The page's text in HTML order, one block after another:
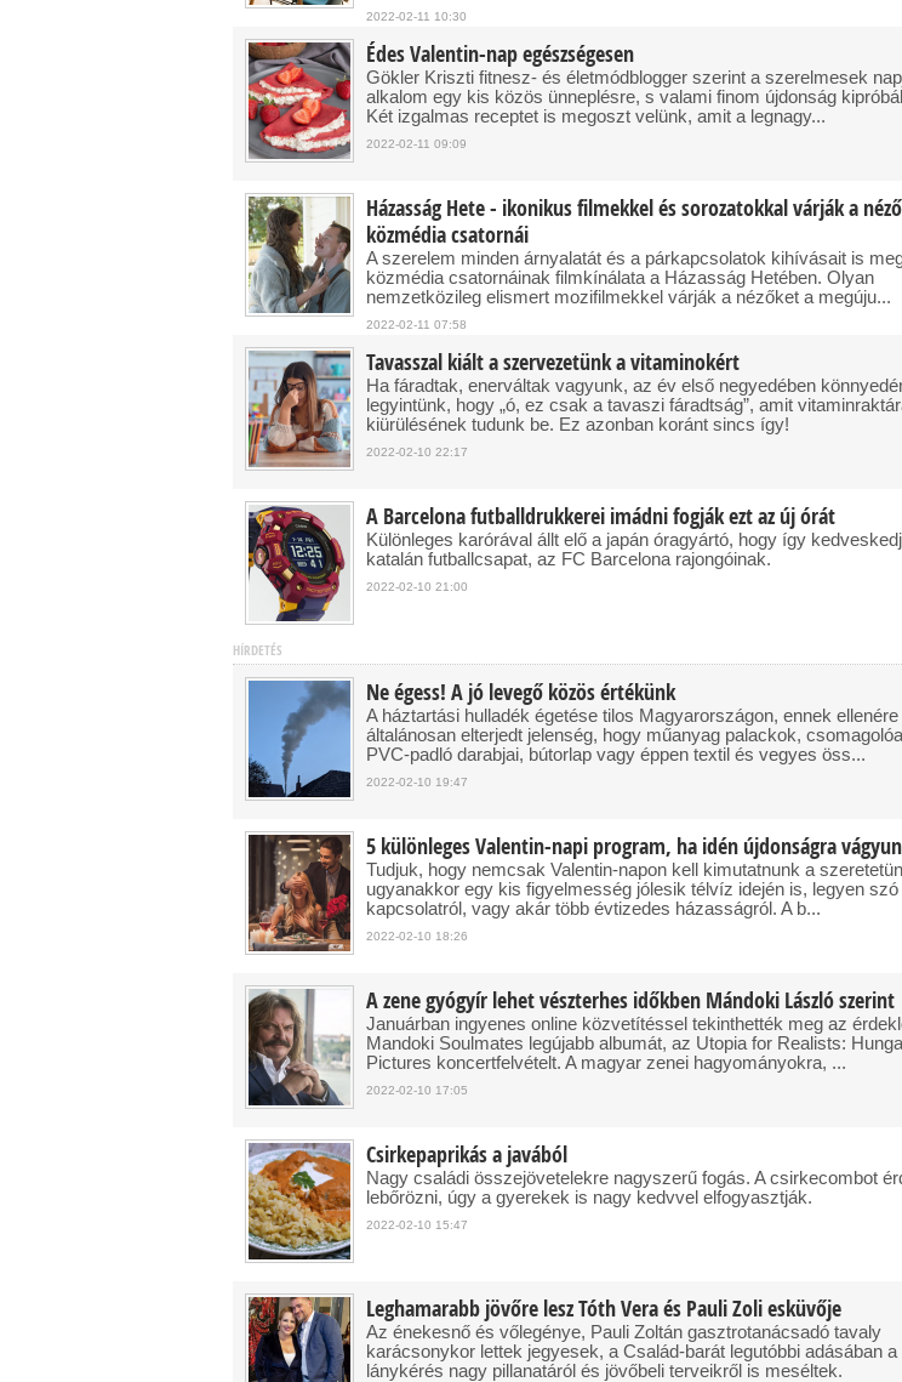
2022-02-11 10:30
Édes Valentin-nap egészségesen
Gökler Kriszti fitnesz- és életmódblogger szerint a szerelmesek
alkalom egy kis közös ünneplésre, s valami finom újdonság
Két izgalmas receptet is megoszt velünk, amit a legnagy...
2022-02-11 09:09
Házasság Hete - ikonikus filmekkel és sorozatokkal várják a
közmédia csatornái
A szerelem minden árnyalatát és a párkapcsolatok kihívásait is
közmédia csatornáinak filmkínálata a Házasság Hetében. Olyan
nemzetközileg elismert mozifilmekkel várják a nézőket a megúju...
2022-02-11 07:58
Tavasszal kiált a szervezetünk a vitaminokért
Ha fáradtak, enerváltak vagyunk, az év első negyedében
legyintünk, hogy „ó, ez csak a tavaszi fáradtság”, amit
kiürülésének tudunk be. Ez azonban koránt sincs így!
2022-02-10 22:17
A Barcelona futballdrukkerei imádni fogják ezt az új órát
Különleges karórával állt elő a japán óragyártó, hogy így
katalán futballcsapat, az FC Barcelona rajongóinak.
2022-02-10 21:00
HÍRDETÉS
Ne égess! A jó levegő közös értékünk
A háztartási hulladék égetése tilos Magyarországon, ennek ellenére
általánosan elterjedt jelenség, hogy műanyag palackok,
PVC-padló darabjai, bútorlap vagy éppen textil és vegyes öss...
2022-02-10 19:47
5 különleges Valentin-napi program, ha idén újdonságra
Tudjuk, hogy nemcsak Valentin-napon kell kimutatnunk a
ugyanakkor egy kis figyelmesség jólesik télvíz idején is, legyen szó
kapcsolatról, vagy akár több évtizedes házasságról. A b...
2022-02-10 18:26
A zene gyógyír lehet vészterhes időkben Mándoki László szerint
Januárban ingyenes online közvetítéssel tekinthették meg az
Mandoki Soulmates legújabb albumát, az Utopia for Realists:
Pictures koncertfelvételt. A magyar zenei hagyományokra, ...
2022-02-10 17:05
Csirkepaprikás a javából
Nagy családi összejövetelekre nagyszerű fogás. A csirkecombot
lebőrözni, úgy a gyerekek is nagy kedvvel elfogyasztják.
2022-02-10 15:47
Leghamarabb jövőre lesz Tóth Vera és Pauli Zoli esküvője
Az énekesnő és vőlegénye, Pauli Zoltán gasztrotanácsadó tavaly
karácsonykor lettek jegyesek, a Család-barát legutóbbi adásában a
lánykérés nagy pillanatáról és jövőbeli terveikről is meséltek.